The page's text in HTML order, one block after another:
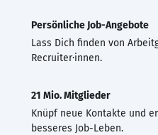
Persönliche Job-Angebote
Lass Dich finden von
Recruiter·innen.
21 Mio. Mitglieder
Knüpf neue Kontakte und
besseres Job-Leben.